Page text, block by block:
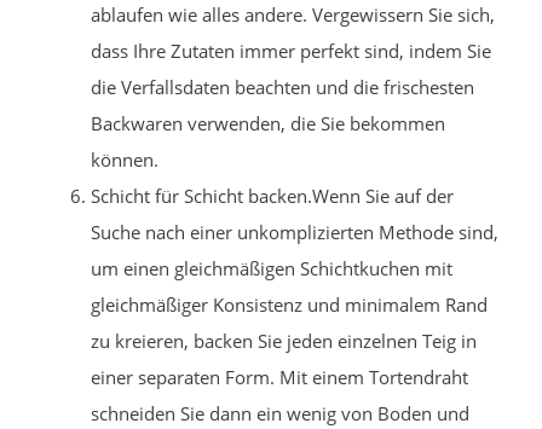
ablaufen wie alles andere. Vergewissern Sie sich,
dass Ihre Zutaten immer perfekt sind, indem Sie
die Verfallsdaten beachten und die frischesten
Backwaren verwenden, die Sie bekommen
können.
Schicht für Schicht backen.Wenn Sie auf der
Suche nach einer unkomplizierten Methode sind,
um einen gleichmäßigen Schichtkuchen mit
gleichmäßiger Konsistenz und minimalem Rand
zu kreieren, backen Sie jeden einzelnen Teig in
einer separaten Form. Mit einem Tortendraht
schneiden Sie dann ein wenig von Boden und